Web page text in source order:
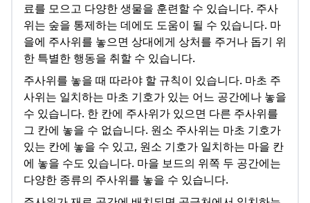
료를 모으고 다양한 생물을 훈련할 수 있습니다. 주사
위는 숲을 통제하는 데에도 도움이 될 수 있습니다. 마
을에 주사위를 놓으면 상대에게 상처를 주거나 돕기 위
한 특별한 행동을 취할 수 있습니다.
주사위를 놓을 때 따라야 할 규칙이 있습니다. 마초 주
사위는 일치하는 마초 기호가 있는 어느 공간에나 놓을
수 있습니다. 한 칸에 주사위가 있으면 다른 주사위를
그 칸에 놓을 수 없습니다. 원소 주사위는 마초 기호가
있는 칸에 놓을 수 있고, 원소 기호가 일치하는 마을 칸
에 놓을 수도 있습니다. 마을 보드의 위쪽 두 공간에는
다양한 종류의 주사위를 놓을 수 있습니다.